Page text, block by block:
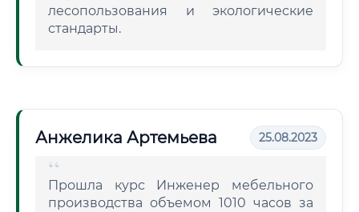
лесопользования и экологические
стандарты.
Анжелика Артемьева 25.08.2023
Прошла курс Инженер мебельного
производства объемом 1010 часов за